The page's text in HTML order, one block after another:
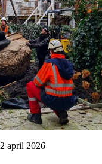
2 april 2026